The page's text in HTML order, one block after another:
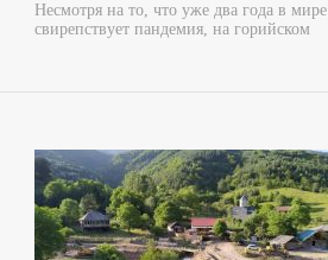
Несмотря на то, что уже два года в мире
свирепствует пандемия, на горийском